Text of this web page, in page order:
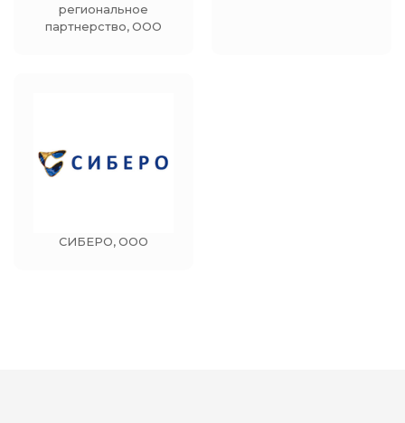
региональное
партнерство, ООО
СИБЕРО, ООО